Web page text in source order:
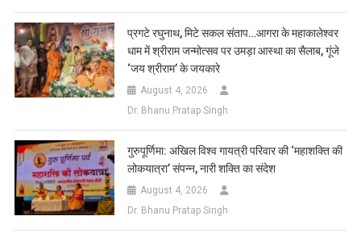
प्रगटे रघुनाथ, मिटे सकल संताप…आगरा के महाकालेश्वर
धाम में श्रीराम जन्मोत्सव पर उमड़ा आस्था का सैलाब, गूंजे
‘जय श्रीराम’ के जयकारे
August 4, 2026
Dr. Bhanu Pratap Singh
गुरुपूर्णिमा: अखिल विश्व गायत्री परिवार की ‘महाशक्ति की
लोकयात्रा’ संपन्न, नारी शक्ति का संदेश
August 4, 2026
Dr. Bhanu Pratap Singh